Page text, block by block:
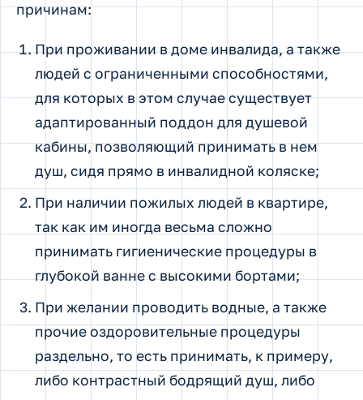
причинам:
При проживании в доме инвалида, а также
людей с ограниченными способностями,
для которых в этом случае существует
адаптированный поддон для душевой
кабины, позволяющий принимать в нем
душ, сидя прямо в инвалидной коляске;
При наличии пожилых людей в квартире,
так как им иногда весьма сложно
принимать гигиенические процедуры в
глубокой ванне с высокими бортами;
При желании проводить водные, а также
прочие оздоровительные процедуры
раздельно, то есть принимать, к примеру,
либо контрастный бодрящий душ, либо